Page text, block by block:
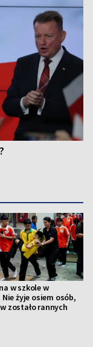
w szkole w
żyje osiem osób,
zostało rannych